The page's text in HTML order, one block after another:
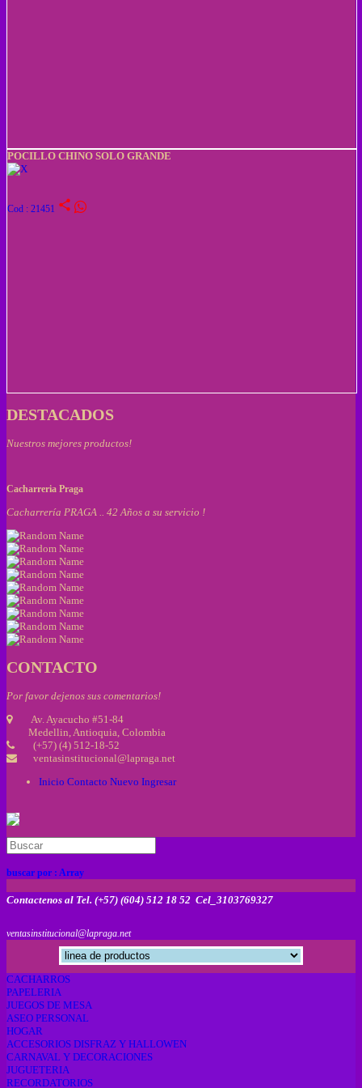
POCILLO CHINO SOLO GRANDE
Cod : 21451 share
DESTACADOS
Nuestros mejores productos!
Cacharreria Praga
Cacharrería PRAGA .. 42 Años a su servicio !
CONTACTO
Por favor dejenos sus comentarios!
Av. Ayacucho #51-84
Medellin, Antioquia, Colombia
(+57) (4) 512-18-52
ventasinstitucional@lapraga.net
Inicio Contacto Nuevo Ingresar
buscar por : Array
Contactenos al Tel. (+57) (604) 512 18 52 Cel_3103769327
ventasinstitucional@lapraga.net
CACHARROS
PAPELERIA
JUEGOS DE MESA
ASEO PERSONAL
HOGAR
ACCESORIOS DISFRAZ Y HALLOWEN
CARNAVAL Y DECORACIONES
JUGUETERIA
RECORDATORIOS